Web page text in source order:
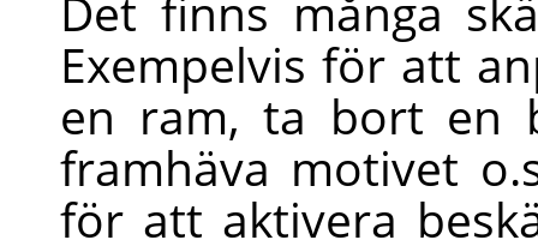
Exempelvis för att
en ram, ta bort en
framhäva motivet
för att aktivera